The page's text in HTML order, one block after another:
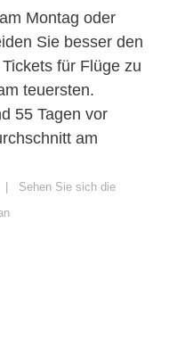
Montag oder
Sie besser den
für Flüge zu
teuersten.
55 Tagen vor
am
Sehen Sie sich die